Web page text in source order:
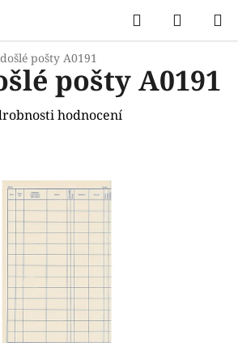
Hledat
KOŠÍK
pošty A0191
pošty A0191
hodnocení